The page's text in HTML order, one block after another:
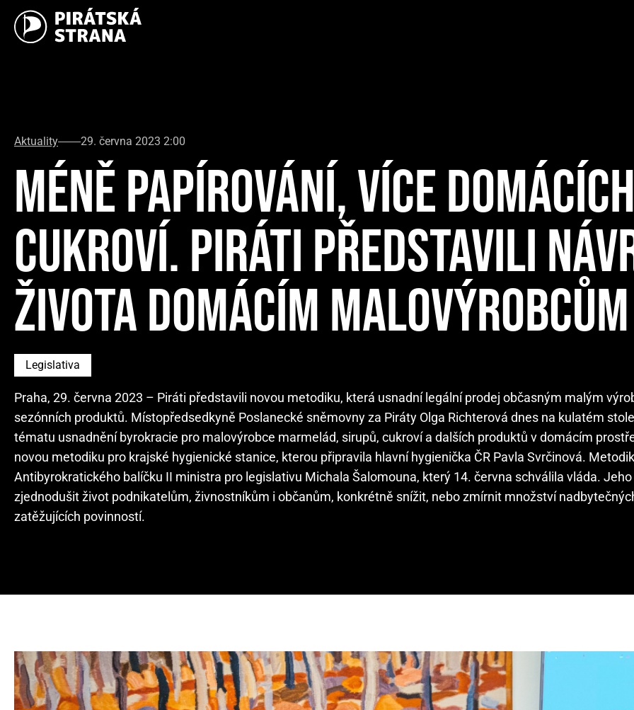
Aktuality 29. června 2023 2:00
MÉNĚ PAPÍROVÁNÍ, VÍCE
CUKROVÍ. PIRÁTI PŘEDSTAVILI
ŽIVOTA DOMÁCÍM MALOVÝROBCŮM
Legislativa
Praha, 29. června 2023 – Piráti představili novou metodiku, která usnadní legální prodej občasným malým
sezónních produktů. Místopředsedkyně Poslanecké sněmovny za Piráty Olga Richterová dnes na kulatém
tématu usnadnění byrokracie pro malovýrobce marmelád, sirupů, cukroví a dalších produktů v domácím
novou metodiku pro krajské hygienické stanice, kterou připravila hlavní hygienička ČR Pavla Svrčinová.
Antibyrokratického balíčku II ministra pro legislativu Michala Šalomouna, který 14. června schválila vláda.
zjednodušit život podnikatelům, živnostníkům i občanům, konkrétně snížit, nebo zmírnit množství
zatěžujících povinností.